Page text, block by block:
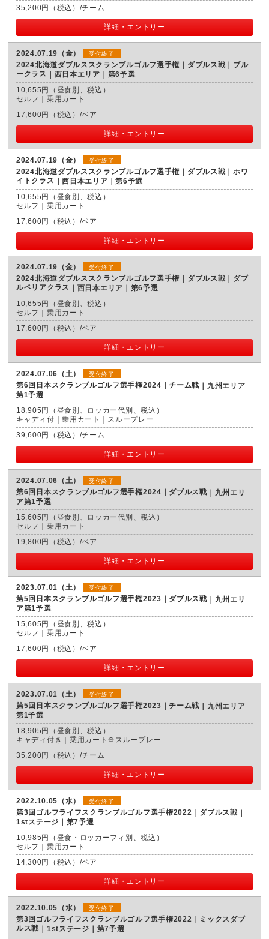
35,200円（税込）/チーム
詳細・エントリー
2024.07.19（金） 受付終了
2024北海道ダブルススクランブルゴルフ選手権｜ダブルス戦｜ブル
ークラス
西日本エリア｜第6予選
10,655円（昼食別、税込）
セルフ｜乗用カート
17,600円（税込）/ペア
詳細・エントリー
2024.07.19（金） 受付終了
2024北海道ダブルススクランブルゴルフ選手権｜ダブルス戦｜ホワ
イトクラス
西日本エリア｜第6予選
10,655円（昼食別、税込）
セルフ｜乗用カート
17,600円（税込）/ペア
詳細・エントリー
2024.07.19（金） 受付終了
2024北海道ダブルススクランブルゴルフ選手権｜ダブルス戦｜ダブ
ルペリアクラス
西日本エリア｜第6予選
10,655円（昼食別、税込）
セルフ｜乗用カート
17,600円（税込）/ペア
詳細・エントリー
2024.07.06（土） 受付終了
第6回日本スクランブルゴルフ選手権2024｜チーム戦
九州エリア
第1予選
18,905円（昼食別、ロッカー代別、税込）
キャディ付｜乗用カート｜スループレー
39,600円（税込）/チーム
詳細・エントリー
2024.07.06（土） 受付終了
第6回日本スクランブルゴルフ選手権2024｜ダブルス戦
九州エリ
ア第1予選
15,605円（昼食別、ロッカー代別、税込）
セルフ｜乗用カート
19,800円（税込）/ペア
詳細・エントリー
2023.07.01（土） 受付終了
第5回日本スクランブルゴルフ選手権2023｜ダブルス戦
九州エリ
ア第1予選
15,605円（昼食別、税込）
セルフ｜乗用カート
17,600円（税込）/ペア
詳細・エントリー
2023.07.01（土） 受付終了
第5回日本スクランブルゴルフ選手権2023｜チーム戦
九州エリア
第1予選
18,905円（昼食別、税込）
キャディ付き｜乗用カート※スループレー
35,200円（税込）/チーム
詳細・エントリー
2022.10.05（水） 受付終了
第3回ゴルフライフスクランブルゴルフ選手権2022｜ダブルス戦
1stステージ｜第7予選
10,985円（昼食・ロッカーフィ別、税込）
セルフ｜乗用カート
14,300円（税込）/ペア
詳細・エントリー
2022.10.05（水） 受付終了
第3回ゴルフライフスクランブルゴルフ選手権2022｜ミックスダブ
ルス戦
1stステージ｜第7予選